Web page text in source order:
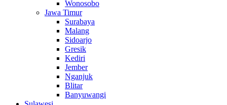
Wonosobo
Jawa Timur
Surabaya
Malang
Sidoarjo
Gresik
Kediri
Jember
Nganjuk
Blitar
Banyuwangi